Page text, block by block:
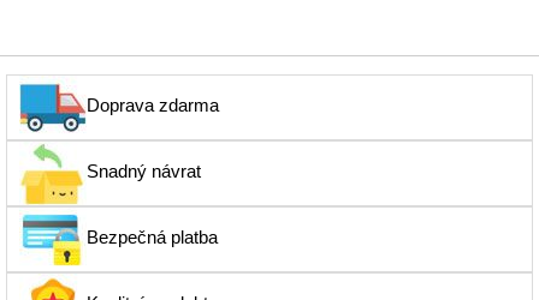
Doprava zdarma
Snadný návrat
Bezpečná platba